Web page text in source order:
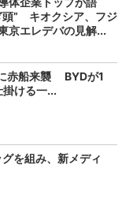
頭” キオクシア、フジ
京エレデバの見解...
赤船来襲 BYDが1
ける一...
を組み、新メディ